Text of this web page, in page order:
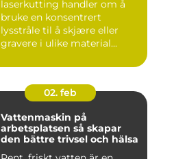
laserkutting handler om å
bruke en konsentrert
lysstråle til å skjære eller
gravere i ulike material...
02. feb
Vattenmaskin på
arbetsplatsen så skapar
den bättre trivsel och hälsa